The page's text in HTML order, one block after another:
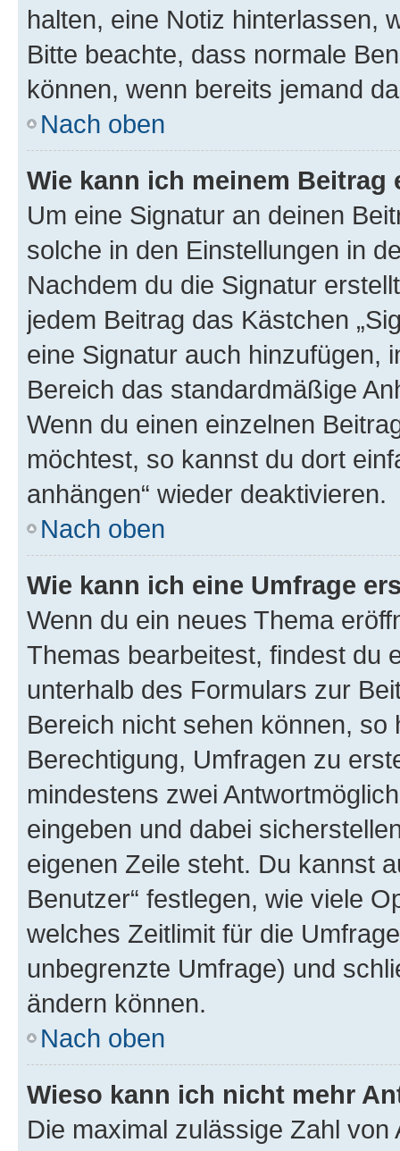
halten, eine Notiz hinterlassen,
Bitte beachte, dass normale
können, wenn bereits jemand
Nach oben
Wie kann ich meinem
Um eine Signatur an deinen
solche in den Einstellungen in
Nachdem du die Signatur
jedem Beitrag das Kästchen
eine Signatur auch hinzufügen,
Bereich das standardmäßige
Wenn du einen einzelnen
möchtest, so kannst du dort
anhängen“ wieder deaktivieren.
Nach oben
Wie kann ich eine Umfrage
Wenn du ein neues Thema
Themas bearbeitest, findest du
unterhalb des Formulars zur
Bereich nicht sehen können,
Berechtigung, Umfragen zu
mindestens zwei
eingeben und dabei
eigenen Zeile steht. Du kannst
Benutzer“ festlegen, wie viele
welches Zeitlimit für die
unbegrenzte Umfrage) und
ändern können.
Nach oben
Wieso kann ich nicht mehr
Die maximal zulässige Zahl